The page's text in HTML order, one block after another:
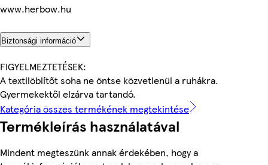
www.herbow.hu
Biztonsági információ
FIGYELMEZTETÉSEK:
A textilöblítőt soha ne öntse közvetlenül a ruhákra.
Gyermekektől elzárva tartandó.
Kategória összes termékének megtekintése
Termékleírás használatával
Mindent megteszünk annak érdekében, hogy a